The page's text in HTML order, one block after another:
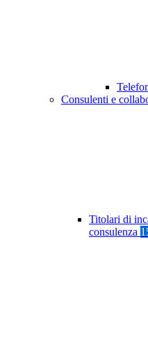
Consulenti e
Titolari di
consulenza